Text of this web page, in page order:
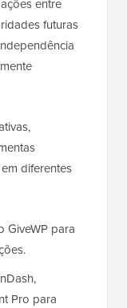
entre
futuras
diferentes
GiveWP para
Pro para